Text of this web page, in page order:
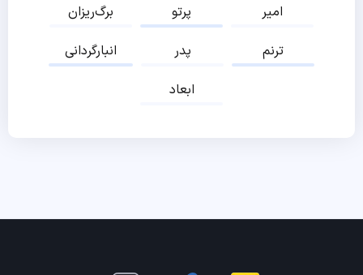
برگ‌ریزان
پرتو
امیر
انبارگردانی
پدر
ترنم
ابعاد